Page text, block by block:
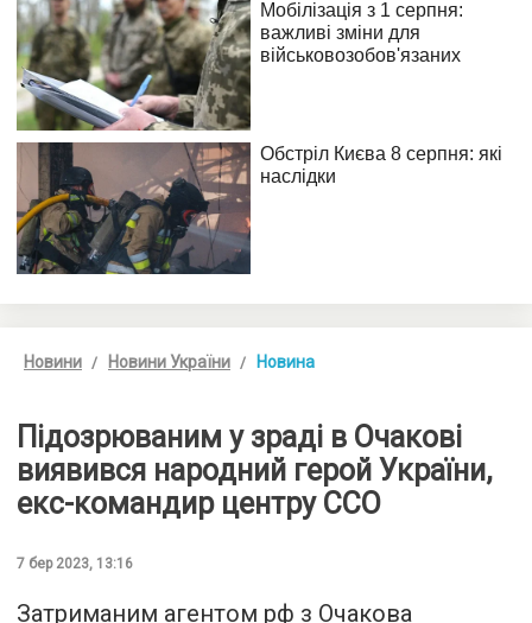
Новини Новини України Новина
Підозрюваним у зраді в Очакові
виявився народний герой України,
екс-командир центру ССО
7 бер 2023, 13:16
Затриманим агентом рф з Очакова